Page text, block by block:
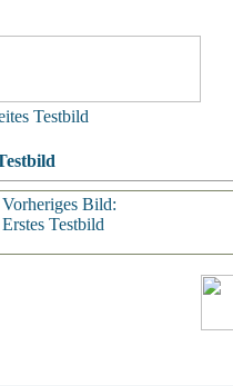
Testbild
Vorheriges Bild:
Erstes Testbild